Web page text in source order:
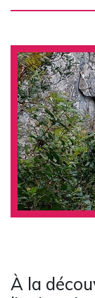
À la